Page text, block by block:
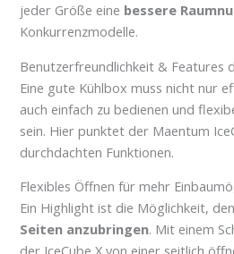
jeder Größe eine bessere
Konkurrenzmodelle.
Benutzerfreundlichkeit & Features
Eine gute Kühlbox muss nicht nur
auch einfach zu bedienen und
sein. Hier punktet der Maentum
durchdachten Funktionen.
Flexibles Öffnen für mehr
Ein Highlight ist die Möglichkeit,
Seiten anzubringen. Mit einem